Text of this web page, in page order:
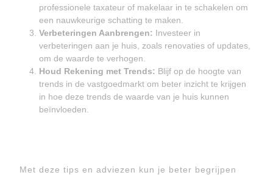
professionele taxateur of makelaar in te schakelen om
een nauwkeurige schatting te maken.
Verbeteringen Aanbrengen: Investeer in
verbeteringen aan je huis, zoals renovaties of updates,
om de waarde te verhogen.
Houd Rekening met Trends: Blijf op de hoogte van
trends in de vastgoedmarkt om beter inzicht te krijgen
in hoe deze trends de waarde van je huis kunnen
beïnvloeden.
Met deze tips en adviezen kun je beter begrijpen